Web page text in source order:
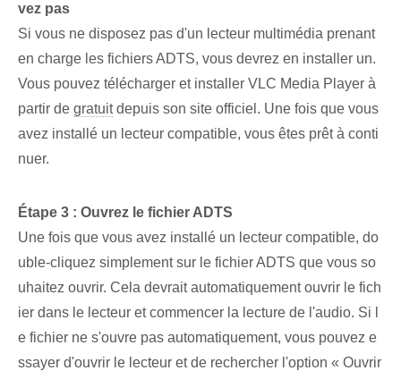
vez pas
Si vous ne disposez pas d'un lecteur multimédia⁤ prenant
en charge les fichiers ADTS, vous devrez en installer un.
‍Vous pouvez télécharger et installer VLC Media Player à
partir de⁤ gratuitdepuis son site officiel. Une fois que vous
avez installé un lecteur compatible, vous êtes prêt à conti
nuer.
Étape 3 : Ouvrez le fichier ADTS
Une fois que vous avez installé un lecteur compatible, do
uble-cliquez simplement sur le fichier ADTS que vous so
uhaitez ouvrir. Cela devrait automatiquement ouvrir le fich
ier dans le lecteur et commencer la lecture de l'audio. Si l
e fichier ne s'ouvre pas automatiquement, vous pouvez e
ssayer d'ouvrir le lecteur et de rechercher l'option « Ouvrir